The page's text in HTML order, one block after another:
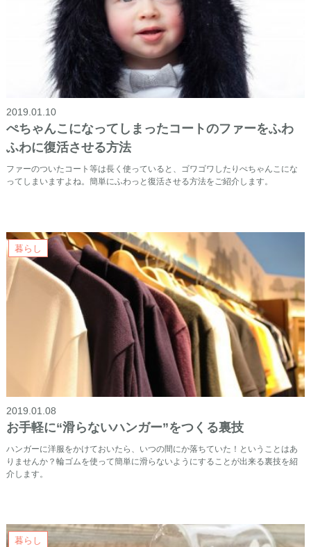
2019.01.10
ぺちゃんこになってしまったコートのファーをふわ
ふわに復活させる方法
ファーのついたコート等は長く使っていると、ゴワゴワしたりぺちゃんこにな
ってしまいますよね。簡単にふわっと復活させる方法をご紹介します。
暮らし
2019.01.08
お手軽に“滑らないハンガー”をつくる裏技
ハンガーに洋服をかけておいたら、いつの間にか落ちていた！ということはあ
りませんか？輪ゴムを使って簡単に滑らないようにすることが出来る裏技を紹
介します。
暮らし